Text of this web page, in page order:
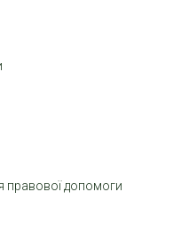
правової допомоги